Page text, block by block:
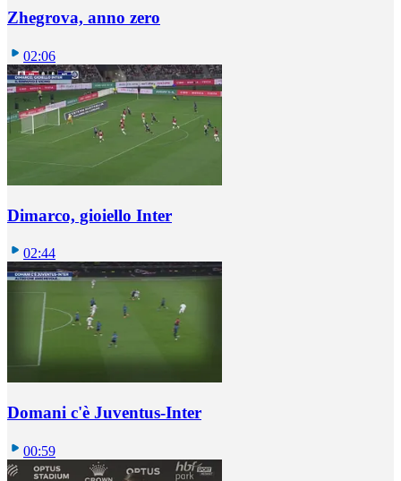
Zhegrova, anno zero
02:06
Dimarco, gioiello Inter
02:44
Domani c'è Juventus-Inter
00:59